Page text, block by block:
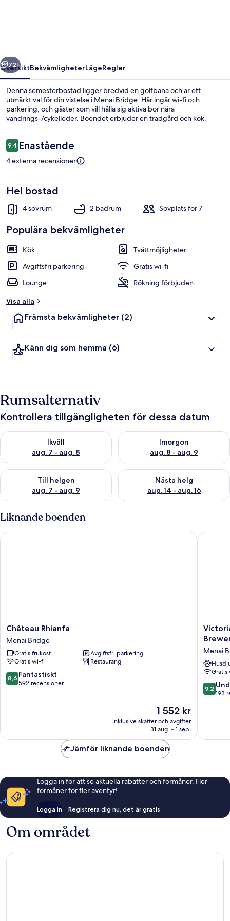
Nästa
72+
ÖversiktBekvämligheterLägeRegler
Denna semesterbostad ligger bredvid en golfbana och är ett
utmärkt val för din vistelse i Menai Bridge. Här ingår wi-fi och
parkering, och gäster som vill hålla sig aktiva bor nära
vandrings-/cykelleder. Boendet erbjuder en trädgård och kök.
Recensioner
9,49,4 av 10,
Enastående
4 externa recensioner
Hel bostad
4 sovrum 2 badrum Sovplats för 7
Populära bekvämligheter
Kök
Tvättmöjligheter
Avgiftsfri parkering
Gratis wi-fi
Lounge
Rökning förbjuden
Visa alla
Främsta bekvämligheter (2)
Känn dig som hemma (6)
Rumsalternativ
Kontrollera tillgängligheten för dessa datum
Ikväll
aug. 7 - aug. 8
Kontrollera tillgängligheten för ikväll aug. 7 - aug. 8
Imorgon
aug. 8 - aug. 9
Kontrollera tillgängligheten
Till helgen
aug. 7 - aug. 9
Kontrollera tillgängligheten för den här helgen aug. 7 - aug. 9
Nästa helg
aug. 14 - aug. 16
Kontrollera tillgängligheten
Liknande boenden
Château
Rhianfa
Menai
Bridge
Château Rhianfa
Menai Bridge
Gratis frukost
Avgiftsfri parkering
Gratis wi-fi
Restaurang
8.6
av
8,6 Fantastiskt
592 recensioner
Priset
1 552 kr
1 552 kr
inklusive skatter och avgifter
31 aug. – 1 sep.
Château Rhianfa
Victoria
Hotel
Bridge
By
Chef
and
Brewer
Menai
9.2
av
9,2
193
Victoria
Jämför liknande boenden
Logga in för att se aktuella rabatter och förmåner. Fler
förmåner för fler äventyr!
Logga in Registrera dig nu, det är gratis
Om området